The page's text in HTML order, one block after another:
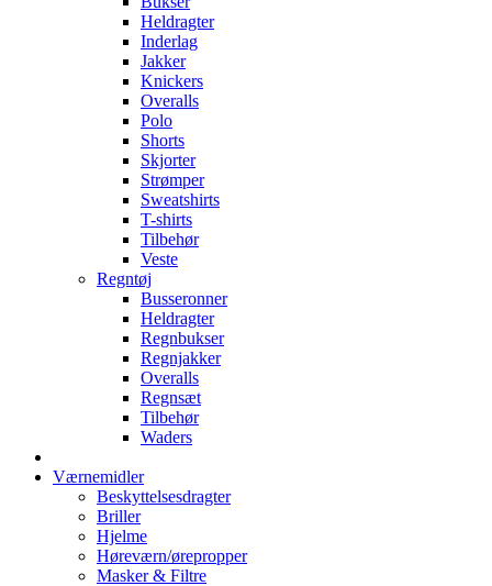
Heldragter
Inderlag
Jakker
Knickers
Overalls
Polo
Shorts
Skjorter
Strømper
Sweatshirts
T-shirts
Tilbehør
Veste
Regntøj
Busseronner
Heldragter
Regnbukser
Regnjakker
Overalls
Regnsæt
Tilbehør
Waders
Værnemidler
Beskyttelsesdragter
Briller
Hjelme
Høreværn/ørepropper
Masker & Filtre